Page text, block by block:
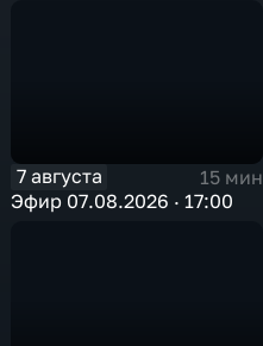
7 августа
15 мин
Эфир 07.08.2026 · 17:00